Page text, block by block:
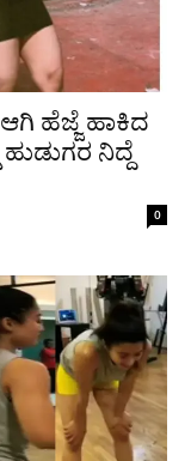
ಹೆಜ್ಜೆ ಹಾಕಿದ
ನಿದ್ದೆ
0